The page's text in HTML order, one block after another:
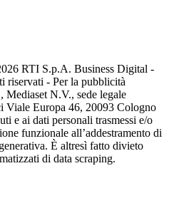
RTI S.p.A. Business Digital -
riservati - Per la pubblicità
N.V., sede legale
Viale Europa 46, 20093 Cologno
e ai dati personali trasmessi e/o
funzionale all’addestramento di
È altresì fatto divieto
di data scraping.